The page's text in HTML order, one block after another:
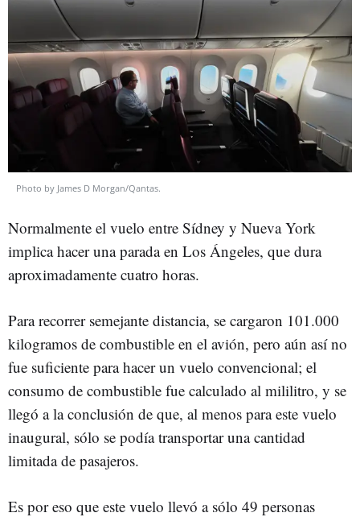
Photo by James D Morgan/Qantas.
Normalmente el vuelo entre Sídney y Nueva York
implica hacer una parada en Los Ángeles, que dura
aproximadamente cuatro horas.
Para recorrer semejante distancia, se cargaron 101.000
kilogramos de combustible en el avión, pero aún así no
fue suficiente para hacer un vuelo convencional; el
consumo de combustible fue calculado al mililitro, y se
llegó a la conclusión de que, al menos para este vuelo
inaugural, sólo se podía transportar una cantidad
limitada de pasajeros.
Es por eso que este vuelo llevó a sólo 49 personas